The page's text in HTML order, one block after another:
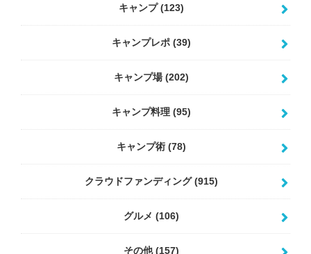
キャンプ(123)
キャンプレポ (39)
キャンプ場(202)
キャンプ料理 (95)
キャンプ術 (78)
クラウドファンディング(915)
グルメ (106)
その他(157)